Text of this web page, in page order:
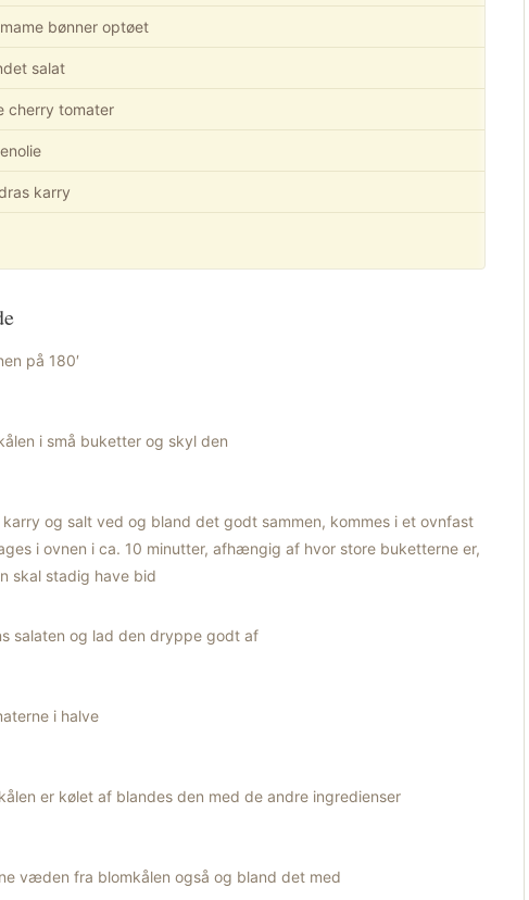
bønner optøet
salat
cherry tomater
karry
på 180′
i små buketter og skyl den
karry og salt ved og bland det godt sammen, kommes i et ovnfast
i ovnen i ca. 10 minutter, afhængig af hvor store buketterne er,
skal stadig have bid
salaten og lad den dryppe godt af
i halve
er kølet af blandes den med de andre ingredienser
væden fra blomkålen også og bland det med